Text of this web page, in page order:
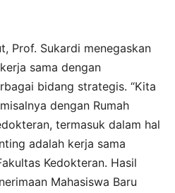
Prof. Sukardi menegaskan
sama dengan
bidang strategis. “Kita
dengan Rumah
termasuk dalam hal
adalah kerja sama
Kedokteran. Hasil
Mahasiswa Baru